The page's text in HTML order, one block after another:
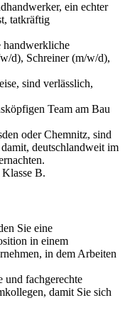
ein echter
tatkräftig
handwerkliche
d), Schreiner (m/w/d),
sind verlässlich,
Team am Bau
oder Chemnitz, sind
deutschlandweit im
Klasse B.
Sie eine
in einem
in dem Arbeiten
und fachgerechte
damit Sie sich